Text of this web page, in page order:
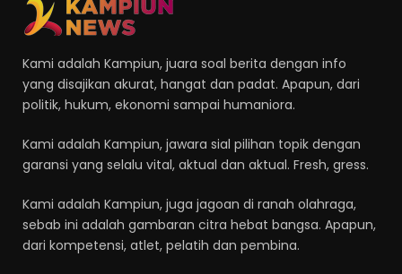
Kami adalah Kampiun, juara soal berita dengan info
yang disajikan akurat, hangat dan padat. Apapun, dari
politik, hukum, ekonomi sampai humaniora.
Kami adalah Kampiun, jawara sial pilihan topik dengan
garansi yang selalu vital, aktual dan aktual. Fresh, gress.
Kami adalah Kampiun, juga jagoan di ranah olahraga,
sebab ini adalah gambaran citra hebat bangsa. Apapun,
dari kompetensi, atlet, pelatih dan pembina.